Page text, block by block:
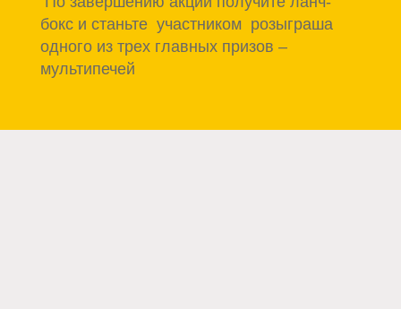
бокс и станьте  участником  розыграша
одного из трех главных призов –
мультипечей